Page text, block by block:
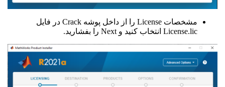
مشخصات License را از داخل پوشه Crack در فایل
License.lic انتخاب کنید و Next را بفشارید.